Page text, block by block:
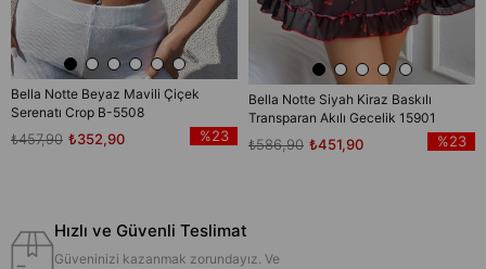
Bella Notte Beyaz Mavili Çiçek
Serenatı Crop B-5508
₺352,90
₺457,90 %23
Bella Notte Siyah Kiraz Baskılı
Transparan Akılı Gecelik 15901
₺451,90
₺586,90 %23
Hızlı ve Güvenli Teslimat
Güveninizi kazanmak zorundayız. Ve